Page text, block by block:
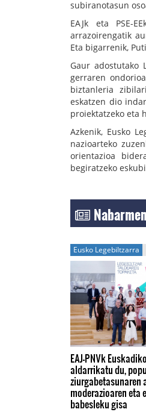
subiranotasun
EAJk eta PSE-
arrazoirengatik
Eta bigarrenik,
Gaur adostutako
gerraren
biztanleria
eskatzen dio
proiektatzeko eta
Azkenik, Eusko
nazioarteko
orientazioa
begiratzeko
Eusko Legebiltzarra
EAJ-PNVk
aldarrikatu du,
ziurgabetasunaren
moderazioaren eta
babesleku gisa